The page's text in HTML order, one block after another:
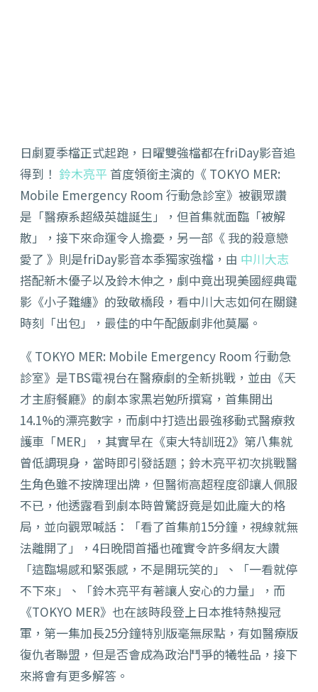
日劇夏季檔正式起跑，日曜雙強檔都在friDay影音追
得到！ 鈴木亮平 首度領銜主演的《 TOKYO MER:
Mobile Emergency Room 行動急診室》被觀眾讚
是「醫療系超級英雄誕生」，但首集就面臨「被解
散」，接下來命運令人擔憂，另一部《 我的殺意戀
愛了 》則是friDay影音本季獨家強檔，由 中川大志
搭配新木優子以及鈴木伸之，劇中竟出現美國經典電
影《小子難纏》的致敬橋段，看中川大志如何在關鍵
時刻「出包」，最佳的中午配飯劇非他莫屬。
《 TOKYO MER: Mobile Emergency Room 行動急
診室》是TBS電視台在醫療劇的全新挑戰，並由《天
才主廚餐廳》的劇本家黑岩勉所撰寫，首集開出
14.1%的漂亮數字，而劇中打造出最強移動式醫療救
護車「MER」，其實早在《東大特訓班2》第八集就
曾低調現身，當時即引發話題；鈴木亮平初次挑戰醫
生角色雖不按牌理出牌，但醫術高超程度卻讓人佩服
不已，他透露看到劇本時曾驚訝竟是如此龐大的格
局，並向觀眾喊話：「看了首集前15分鐘，視線就無
法離開了」，4日晚間首播也確實令許多網友大讚
「這臨場感和緊張感，不是開玩笑的」、「一看就停
不下來」、「鈴木亮平有著讓人安心的力量」，而
《TOKYO MER》也在該時段登上日本推特熱搜冠
軍，第一集加長25分鐘特別版毫無尿點，有如醫療版
復仇者聯盟，但是否會成為政治鬥爭的犧牲品，接下
來將會有更多解答。